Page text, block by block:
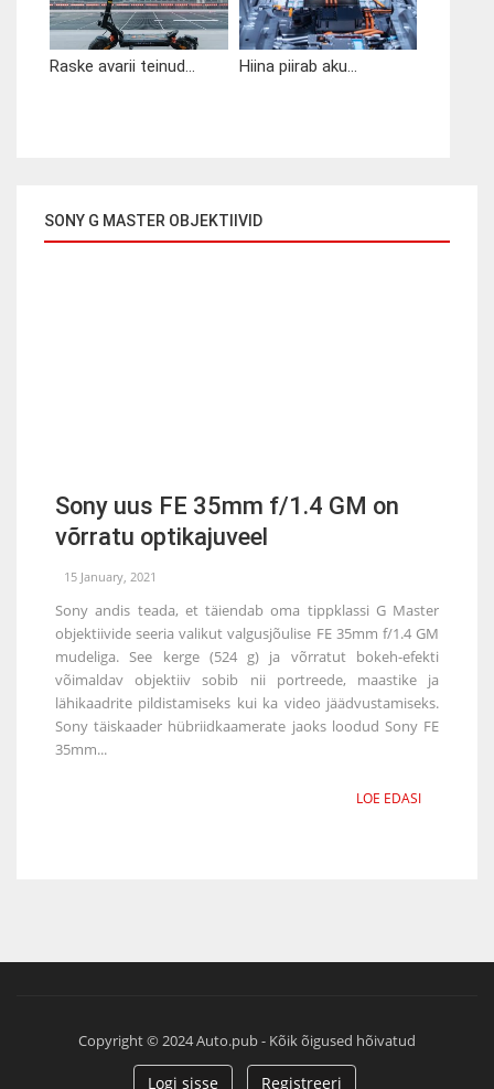
Raske avarii teinud... Hiina piirab aku...
SONY G MASTER OBJEKTIIVID
Sony uus FE 35mm f/1.4 GM on
võrratu optikajuveel
15 January, 2021
Sony andis teada, et täiendab oma tippklassi G Master
objektiivide seeria valikut valgusjõulise FE 35mm f/1.4 GM
mudeliga. See kerge (524 g) ja võrratut bokeh-efekti
võimaldav objektiiv sobib nii portreede, maastike ja
lähikaadrite pildistamiseks kui ka video jäädvustamiseks.
Sony täiskaader hübriidkaamerate jaoks loodud Sony FE
35mm...
LOE EDASI
Copyright © 2024 Auto.pub - Kõik õigused hõivatud
Logi sisse Registreeri